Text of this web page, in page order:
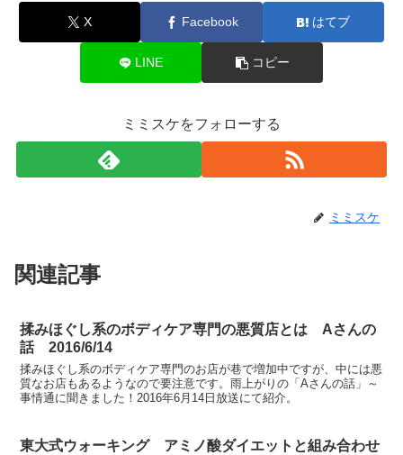
X Facebook はてブ
LINE コピー
ミミスケをフォローする
ミミスケ
関連記事
揉みほぐし系のボディケア専門の悪質店とは Aさんの
話 2016/6/14
揉みほぐし系のボディケア専門のお店が巷で増加中ですが、中には悪
質なお店もあるようなので要注意です。雨上がりの「Aさんの話」～
事情通に聞きました！2016年6月14日放送にて紹介。
東大式ウォーキング アミノ酸ダイエットと組み合わせ